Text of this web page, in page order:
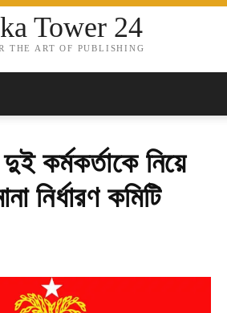
Tower 24
THE ART OF PUBLISHING
কর্মকর্তাকে নিয়ে
নির্ধারণ কমিটি